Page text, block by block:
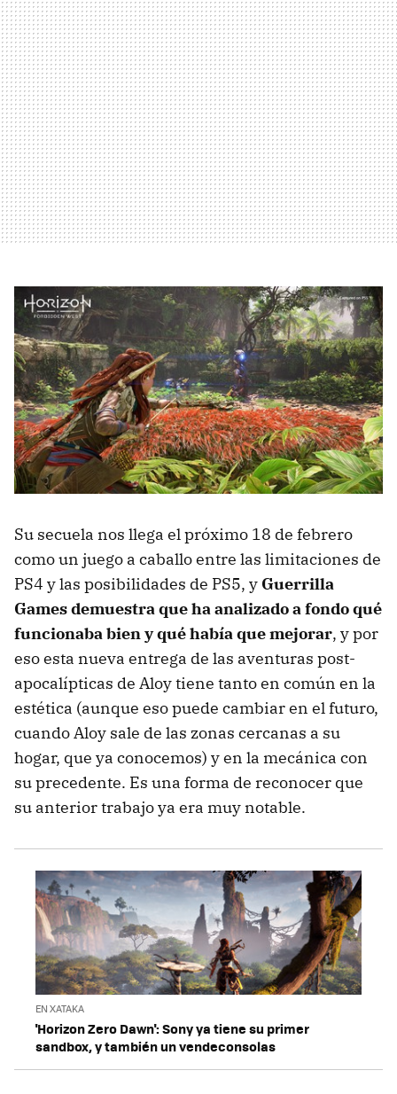
Su secuela nos llega el próximo 18 de febrero
como un juego a caballo entre las limitaciones de
PS4 y las posibilidades de PS5, y Guerrilla
Games demuestra que ha analizado a fondo qué
funcionaba bien y qué había que mejorar, y por
eso esta nueva entrega de las aventuras post-
apocalípticas de Aloy tiene tanto en común en la
estética (aunque eso puede cambiar en el futuro,
cuando Aloy sale de las zonas cercanas a su
hogar, que ya conocemos) y en la mecánica con
su precedente. Es una forma de reconocer que
su anterior trabajo ya era muy notable.
EN XATAKA
'Horizon Zero Dawn': Sony ya tiene su primer
sandbox, y también un vendeconsolas